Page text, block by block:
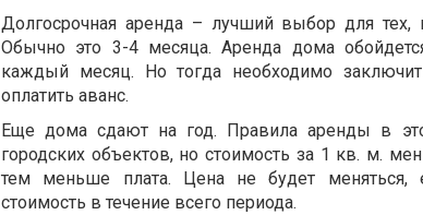
Долгосрочная аренда – лучший выбор для
Обычно это 3-4 месяца. Аренда дома
каждый месяц. Но тогда необходимо
оплатить аванс.
Еще дома сдают на год. Правила аренды в
городских объектов, но стоимость за 1 кв. м.
тем меньше плата. Цена не будет меняться,
стоимость в течение всего периода.